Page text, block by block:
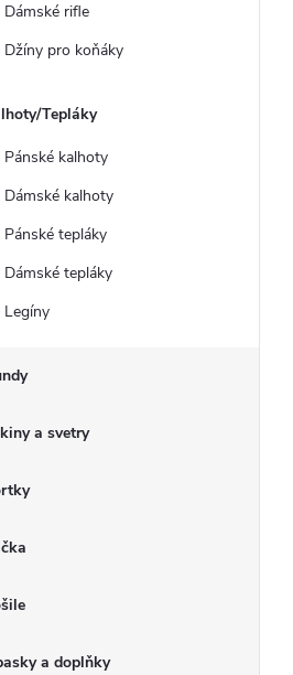
Dámské rifle
Džíny pro koňáky
Tepláky
Pánské kalhoty
Dámské kalhoty
Pánské tepláky
Dámské tepláky
Legíny
a svetry
a doplňky